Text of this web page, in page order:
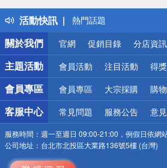
活動快訊
得獎公告
熱門話題
銀行優惠
偏遠地區配送
詐騙網頁！請小心！
關於我們
官網 促銷目錄 分店資訊
主題活動 會員活動 注目活動 得
會員專區 會員專區 大宗採購 購
客服中心 常見問題 服務公告 意
服務時間： 週一至週日 09:00-21:00，例假日依網
公司地址： 台北市北投區大業路136號5樓 (台灣)